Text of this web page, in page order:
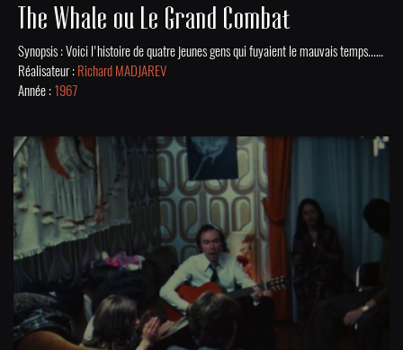
The Whale ou Le Grand Combat
Synopsis : Voici l'histoire de quatre jeunes gens qui fuyaient le mauvais temps... Le vent les emporta.Sénario et réalisation : Richard MadjarevActeurs : Martine Sucheau, Gérard Holmès, Yvan Sandlartz, Bernard Salomon
Réalisateur : Richard MADJAREV
Année : 1967